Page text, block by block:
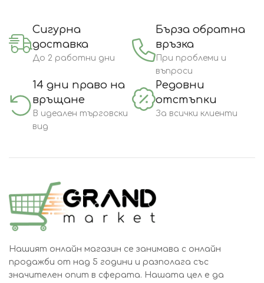
Сигурна
доставка
До 2 работни дни
Бърза обратна
връзка
При проблеми и
въпроси
14 дни право на
връщане
В идеален търговски
вид
Редовни
отстъпки
За всички клиенти
Нашият онлайн магазин се занимава с онлайн
продажби от над 5 години и разполага със
значителен опит в сферата. Нашата цел е да